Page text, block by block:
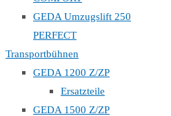
GEDA Umzugslift 250
PERFECT
Transportbühnen
GEDA 1200 Z/ZP
Ersatzteile
GEDA 1500 Z/ZP